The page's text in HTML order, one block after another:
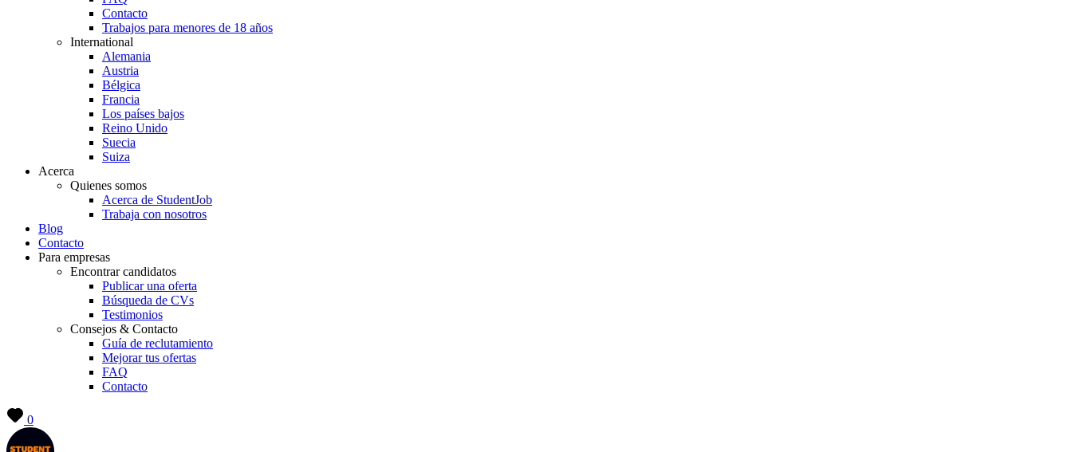
Contacto
Trabajos para menores de 18 años
International
Alemania
Austria
Bélgica
Francia
Los países bajos
Reino Unido
Suecia
Suiza
Acerca
Quienes somos
Acerca de StudentJob
Trabaja con nosotros
Blog
Contacto
Para empresas
Encontrar candidatos
Publicar una oferta
Búsqueda de CVs
Testimonios
Consejos & Contacto
Guía de reclutamiento
Mejorar tus ofertas
FAQ
Contacto
0